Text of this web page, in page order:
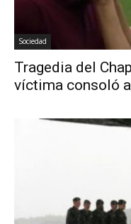
Sociedad
Tragedia del
víctima consoló